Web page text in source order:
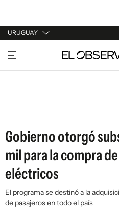
URUGUAY
URUGUAY
ARGENTINA
Gobierno otorgó
mil para la compra
eléctricos
El programa se destinó a la
de pasajeros en todo el país